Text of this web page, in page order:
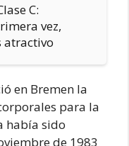
C:
vez,
atractivo
en Bremen la
para la
había sido
de 1983